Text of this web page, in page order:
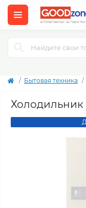
Бытовая техника
Холодильник